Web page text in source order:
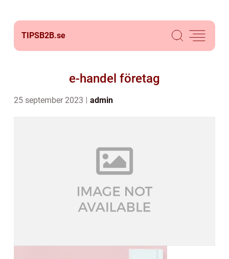
TIPSB2B.se
e-handel företag
25 september 2023 admin